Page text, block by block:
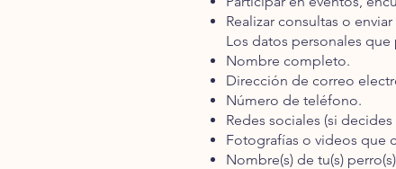
Realizar consultas o
Los datos personales
Nombre completo.
Dirección de correo
Número de teléfono.
Redes sociales (si
Fotografías o videos que
Nombre(s) de tu(s)